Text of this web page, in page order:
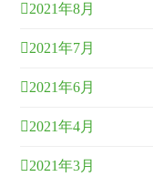
2021年8月
2021年7月
2021年6月
2021年4月
2021年3月